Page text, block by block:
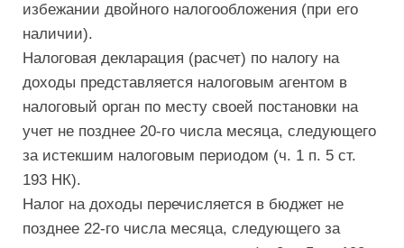
избежании двойного налогообложения (при его
наличии).
Налоговая декларация (расчет) по налогу на
доходы представляется налоговым агентом в
налоговый орган по месту своей постановки на
учет не позднее 20-го числа месяца, следующего
за истекшим налоговым периодом (ч. 1 п. 5 ст.
193 НК).
Налог на доходы перечисляется в бюджет не
позднее 22-го числа месяца, следующего за